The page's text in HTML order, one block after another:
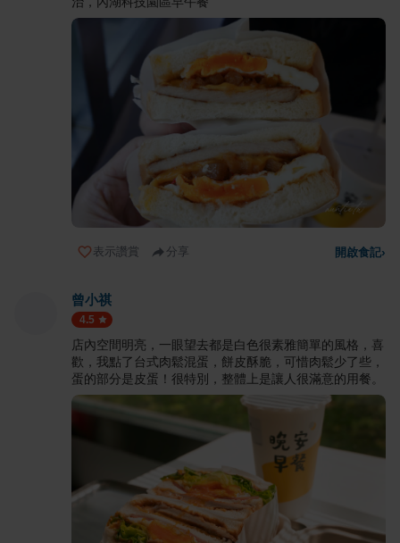
表示讚賞 分享 開啟食記›
曾小祺
4.5
店內空間明亮，一眼望去都是白色很素雅簡單的風格，喜
歡，我點了台式肉鬆混蛋，餅皮酥脆，可惜肉鬆少了些，
蛋的部分是皮蛋！很特別，整體上是讓人很滿意的用餐。